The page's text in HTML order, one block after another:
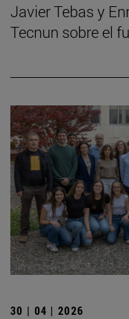
Javier Tebas y
Tecnun sobre el
30 | 04 | 2026